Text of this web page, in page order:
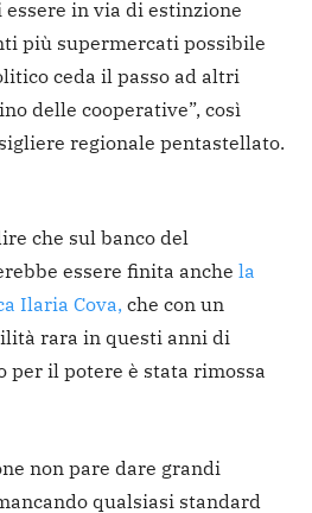
in via di estinzione
più supermercati possibile
ceda il passo ad altri
delle cooperative”, così
regionale pentastellato.
che sul banco del
essere finita anche la
Ilaria Cova, che con un
rara in questi anni di
per il potere è stata rimossa
non pare dare grandi
qualsiasi standard